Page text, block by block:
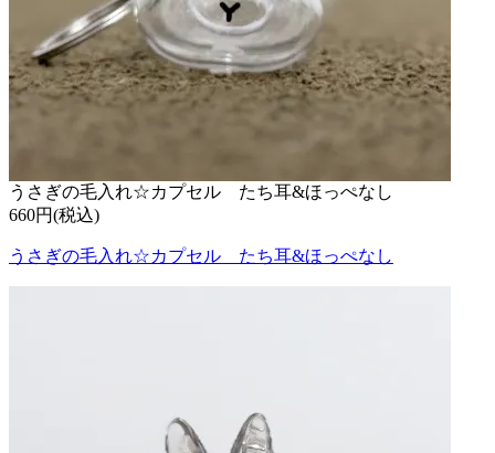
うさぎの毛入れ☆カプセル たち耳&ほっぺなし
660円(税込)
うさぎの毛入れ☆カプセル たち耳&ほっぺなし